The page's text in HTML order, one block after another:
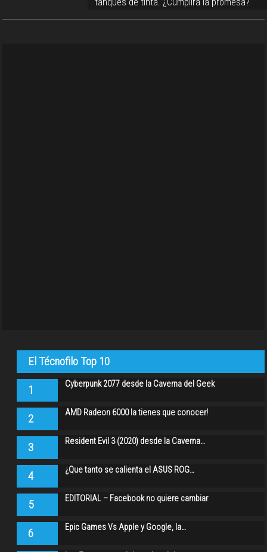
El Técnofilo Top 10
1 Cyberpunk 2077 desde la Caverna del Geek
2 AMD Radeon 6000 la tienes que conocer!
3 Resident Evil 3 (2020) desde la Caverna…
4 ¿Que tanto se calienta el ASUS ROG…
5 EDITORIAL – Facebook no quiere cambiar
6 Epic Games Vs Apple y Google, la…